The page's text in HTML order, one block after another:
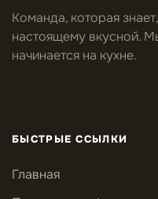
Команда, которая
настоящему вкусной.
начинается на кухне.
БЫСТРЫЕ ССЫЛКИ
Главная